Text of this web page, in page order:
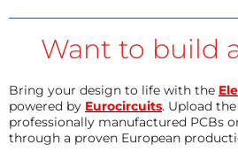
Want to build
Bring your design to life with the
powered by Eurocircuits. Upload
professionally manufactured PCBs
through a proven European